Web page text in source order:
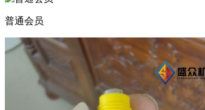
普通会员